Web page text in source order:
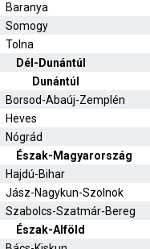
Baranya
Somogy
Tolna
Dél-Dunántúl
Dunántúl
Borsod-Abaúj-Zemplén
Heves
Nógrád
Észak-Magyarország
Hajdú-Bihar
Jász-Nagykun-Szolnok
Szabolcs-Szatmár-Bereg
Észak-Alföld